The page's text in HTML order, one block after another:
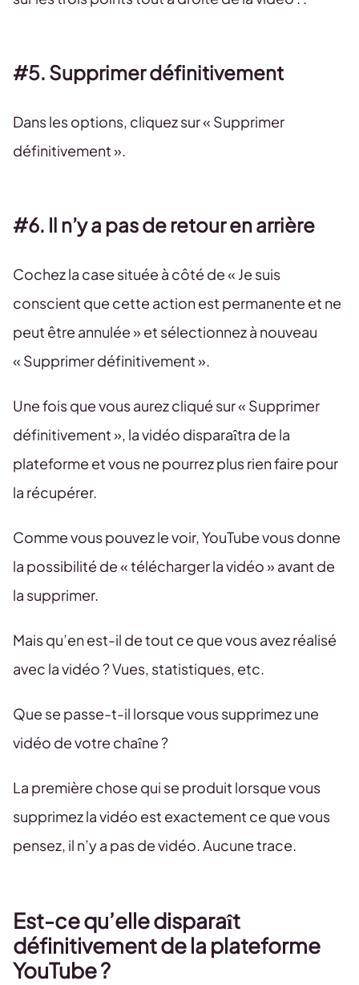
#5. Supprimer définitivement
Dans les options, cliquez sur « Supprimer
définitivement ».
#6. Il n’y a pas de retour en arrière
Cochez la case située à côté de « Je suis
conscient que cette action est permanente et ne
peut être annulée » et sélectionnez à nouveau
« Supprimer définitivement ».
Une fois que vous aurez cliqué sur « Supprimer
définitivement », la vidéo disparaîtra de la
plateforme et vous ne pourrez plus rien faire pour
la récupérer.
Comme vous pouvez le voir, YouTube vous donne
la possibilité de « télécharger la vidéo » avant de
la supprimer.
Mais qu’en est-il de tout ce que vous avez réalisé
avec la vidéo ? Vues, statistiques, etc.
Que se passe-t-il lorsque vous supprimez une
vidéo de votre chaîne ?
La première chose qui se produit lorsque vous
supprimez la vidéo est exactement ce que vous
pensez, il n’y a pas de vidéo. Aucune trace.
Est-ce qu’elle disparaît
définitivement de la plateforme
YouTube ?